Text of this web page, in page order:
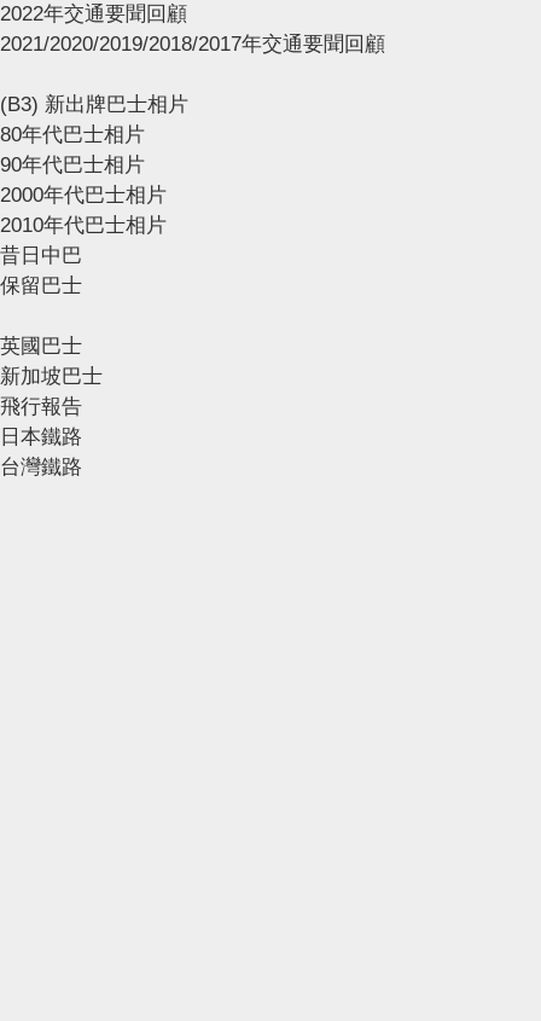
2022年交通要聞回顧
2021/2020/2019/2018/2017年交通要聞回顧
(B3) 新出牌巴士相片
80年代巴士相片
90年代巴士相片
2000年代巴士相片
2010年代巴士相片
昔日中巴
保留巴士
英國巴士
新加坡巴士
飛行報告
日本鐵路
台灣鐵路